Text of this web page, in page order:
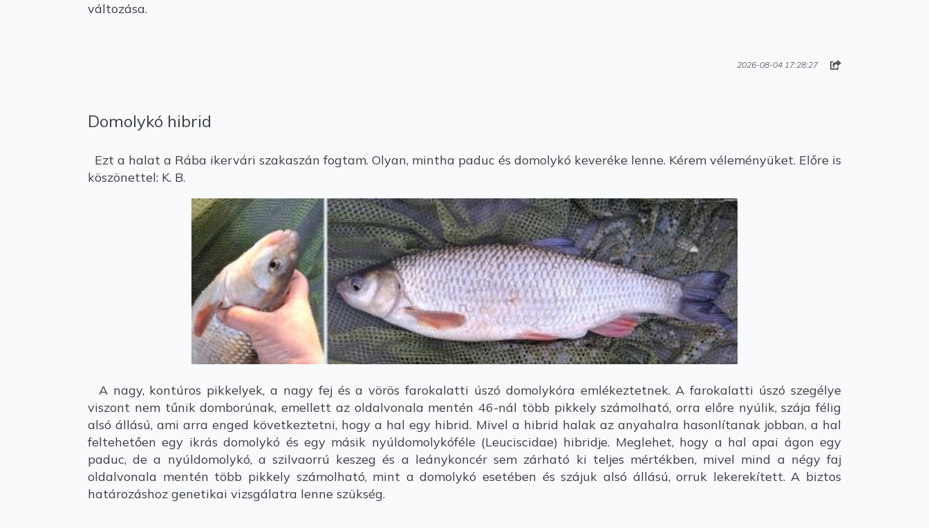
változása.
2026-08-04 17:28:27
Domolykó hibrid
Ezt a halat a Rába ikervári szakaszán fogtam. Olyan, mintha paduc és domolykó keveréke lenne. Kérem véleményüket. Előre is
köszönettel: K. B.
A nagy, kontúros pikkelyek, a nagy fej és a vörös farokalatti úszó domolykóra emlékeztetnek. A farokalatti úszó szegélye
viszont nem tűnik domborúnak, emellett az oldalvonala mentén 46-nál több pikkely számolható, orra előre nyúlik, szája félig
alsó állású, ami arra enged következtetni, hogy a hal egy hibrid. Mivel a hibrid halak az anyahalra hasonlítanak jobban, a hal
feltehetően egy ikrás domolykó és egy másik nyúldomolykóféle (Leuciscidae) hibridje. Meglehet, hogy a hal apai ágon egy
paduc, de a nyúldomolykó, a szilvaorrú keszeg és a leánykoncér sem zárható ki teljes mértékben, mivel mind a négy faj
oldalvonala mentén több pikkely számolható, mint a domolykó esetében és szájuk alsó állású, orruk lekerekített. A biztos
határozáshoz genetikai vizsgálatra lenne szükség.